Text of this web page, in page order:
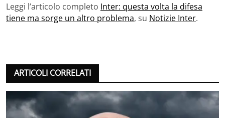
Leggi l’articolo completo Inter: questa volta la difesa
tiene ma sorge un altro problema, su Notizie Inter.
ARTICOLI CORRELATI